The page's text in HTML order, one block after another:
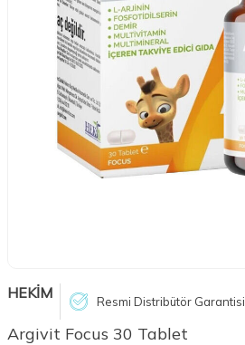
HEKİM Resmi Distribütör Garantisi
Argivit Focus 30 Tablet